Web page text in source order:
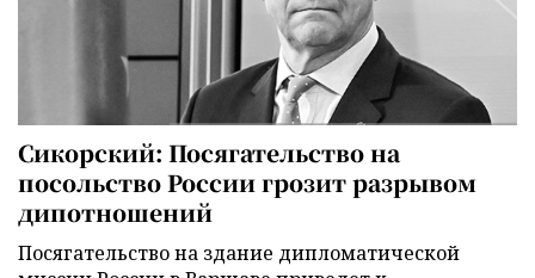
Сикорский: Посягательство на
посольство России грозит разрывом
дипотношений
Посягательство на здание дипломатической